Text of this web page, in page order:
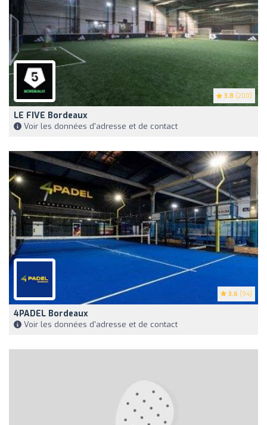
3.8 (200)
LE FIVE Bordeaux
Voir les données d'adresse et de contact
3.6 (94)
4PADEL Bordeaux
Voir les données d'adresse et de contact